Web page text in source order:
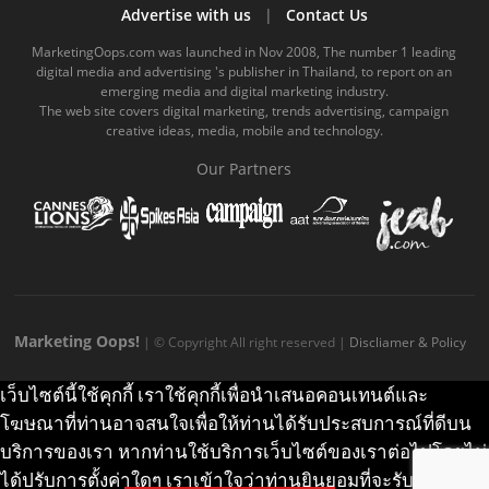
b
o
o
k
c
o
u
b
e
.
o
m
m
e
a
g
r
a
.
o
k
.
c
m
Advertise with us| Contact Us
MarketingOops.com was launched in Nov 2008, The number 1 leading
digital media and advertising 's publisher in Thailand, to report on an
emerging media and digital marketing industry.
The web site covers digital marketing, trends advertising, campaign
creative ideas, media, mobile and technology.
Our Partners
Marketing Oops! | © Copyright All right reserved | Discliamer & Policy
เว็บไซต์นี้ใช้คุกกี้ เราใช้คุกกี้เพื่อนำเสนอคอนเทนต์และ
โฆษณาที่ท่านอาจสนใจเพื่อให้ท่านได้รับประสบการณ์ที่ดีบน
บริการของเรา หากท่านใช้บริการเว็บไซต์ของเราต่อไปโดยไม่
ได้ปรับการตั้งค่าใดๆ เราเข้าใจว่าท่านยินยอมที่จะรับคุกกี้บน